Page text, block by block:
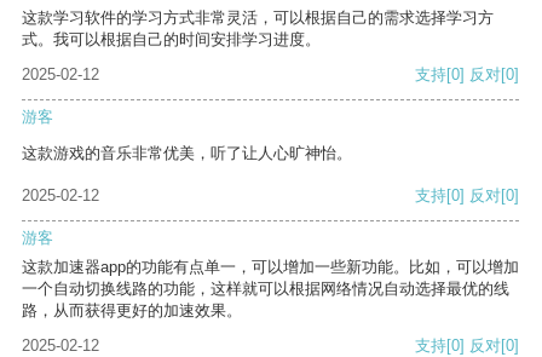
这款学习软件的学习方式非常灵活，可以根据自己的需求选择学习方
式。我可以根据自己的时间安排学习进度。
2025-02-12
支持[0] 反对[0]
游客
这款游戏的音乐非常优美，听了让人心旷神怡。
2025-02-12 支持[0] 反对[0]
游客
这款加速器app的功能有点单一，可以增加一些新功能。比如，可以增加
一个自动切换线路的功能，这样就可以根据网络情况自动选择最优的线
路，从而获得更好的加速效果。
2025-02-12
支持[0] 反对[0]